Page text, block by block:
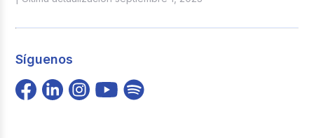
Síguenos